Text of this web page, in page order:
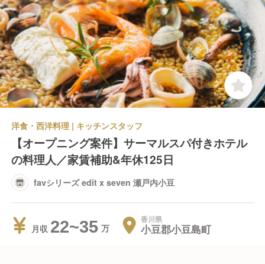
洋食・西洋料理 | キッチンスタッフ
【オープニング案件】サーマルスパ付きホテル
の料理人／家賃補助&年休125日
favシリーズ edit x seven 瀬戸内小豆
月収 22~35 香川県
小豆郡小豆島町